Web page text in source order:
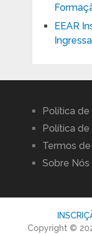
EEAR
Política
Política de
Termos
Sobre Nós
Copyright ©